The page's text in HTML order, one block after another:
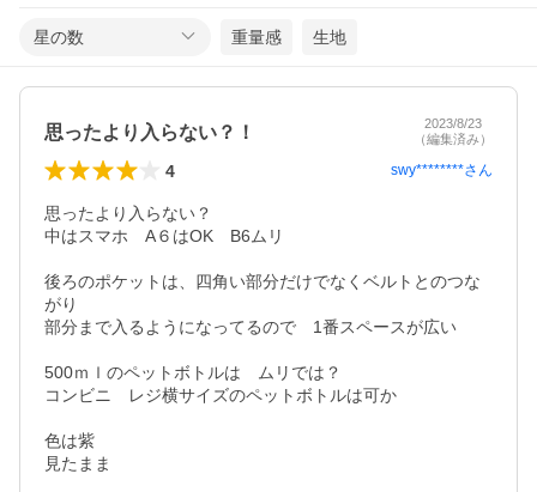
星の数 重量感 生地
思ったより入らない？！
2023/8/23
（編集済み）
4 swy********さん
思ったより入らない？
中はスマホ　A６はOK　B6ムリ
後ろのポケットは、四角い部分だけでなくベルトとのつな
がり
部分まで入るようになってるので　1番スペースが広い
500ｍｌのペットボトルは　ムリでは？
コンビニ　レジ横サイズのペットボトルは可か
色は紫
見たまま